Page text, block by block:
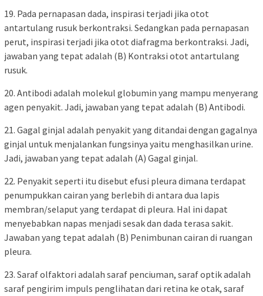
19. Pada pernapasan dada, inspirasi terjadi jika otot
antartulang rusuk berkontraksi. Sedangkan pada pernapasan
perut, inspirasi terjadi jika otot diafragma berkontraksi. Jadi,
jawaban yang tepat adalah (B) Kontraksi otot antartulang
rusuk.
20. Antibodi adalah molekul globumin yang mampu menyerang
agen penyakit. Jadi, jawaban yang tepat adalah (B) Antibodi.
21. Gagal ginjal adalah penyakit yang ditandai dengan gagalnya
ginjal untuk menjalankan fungsinya yaitu menghasilkan urine.
Jadi, jawaban yang tepat adalah (A) Gagal ginjal.
22. Penyakit seperti itu disebut efusi pleura dimana terdapat
penumpukkan cairan yang berlebih di antara dua lapis
membran/selaput yang terdapat di pleura. Hal ini dapat
menyebabkan napas menjadi sesak dan dada terasa sakit.
Jawaban yang tepat adalah (B) Penimbunan cairan di ruangan
pleura.
23. Saraf olfaktori adalah saraf penciuman, saraf optik adalah
saraf pengirim impuls penglihatan dari retina ke otak, saraf